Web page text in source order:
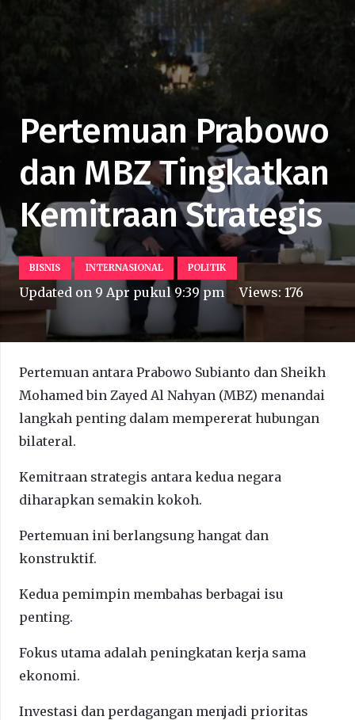
Pertemuan Prabowo
dan MBZ Tingkatkan
Kemitraan Strategis
BISNIS INTERNASIONAL POLITIK
Updated on 9 Apr pukul 9:39 pm Views:176
Pertemuan antara Prabowo Subianto dan Sheikh
Mohamed bin Zayed Al Nahyan (MBZ) menandai
langkah penting dalam mempererat hubungan
bilateral.
Kemitraan strategis antara kedua negara
diharapkan semakin kokoh.
Pertemuan ini berlangsung hangat dan
konstruktif.
Kedua pemimpin membahas berbagai isu
penting.
Fokus utama adalah peningkatan kerja sama
ekonomi.
Investasi dan perdagangan menjadi prioritas